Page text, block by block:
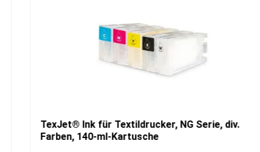
TexJet® Ink für Textildrucker, NG Serie, div.
Farben, 140-ml-Kartusche